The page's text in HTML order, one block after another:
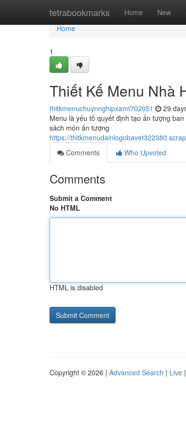
tetrabookmarks Home New
Home
Home
1
Thiết Kế Menu Nhà
thitkmenuchuynnghipxamt702051 29
Menu là yếu tố quyết định tạo ấn tượng
sách món ấn tượng
https://
Comments
Who Upvoted
Comments
Submit a Comment
No HTML
HTML is disabled
Copyright © 2026 | Advanced Search | Live |